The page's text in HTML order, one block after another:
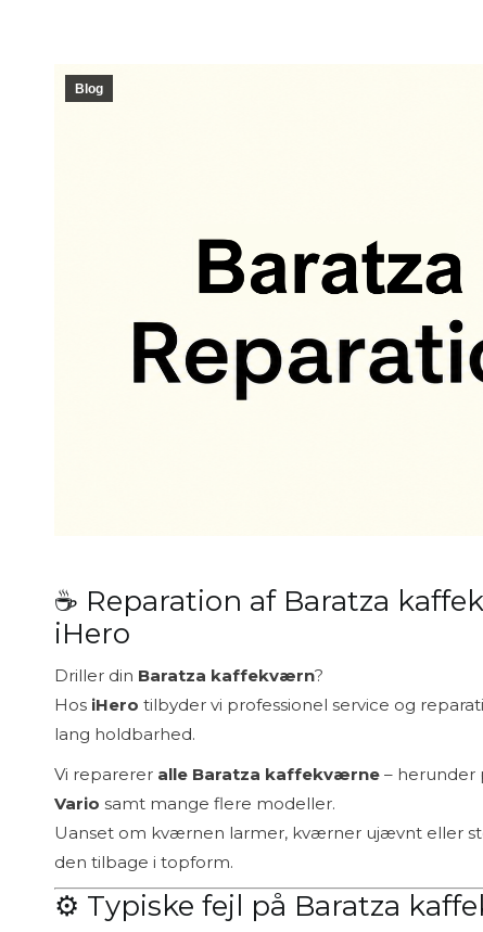
Blog
☕ Reparation af Baratza
iHero
Driller din Baratza kaffekværn?
Hos iHero tilbyder vi professionel service og
lang holdbarhed.
Vi reparerer alle Baratza kaffekværne –
Vario samt mange flere modeller.
Uanset om kværnen larmer, kværner ujævnt eller
den tilbage i topform.
⚙️ Typiske fejl på Baratza